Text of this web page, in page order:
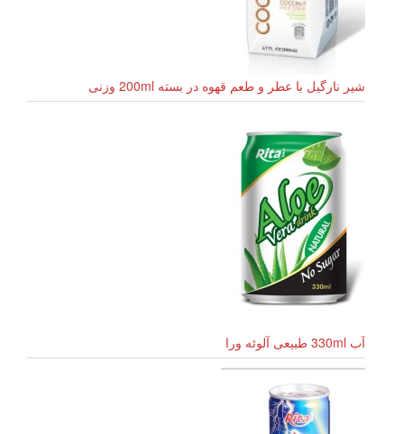
شیر نارگیل با عطر و طعم قهوه در بسته 200ml وزنی
آب 330ml طبیعی آلوئه ورا